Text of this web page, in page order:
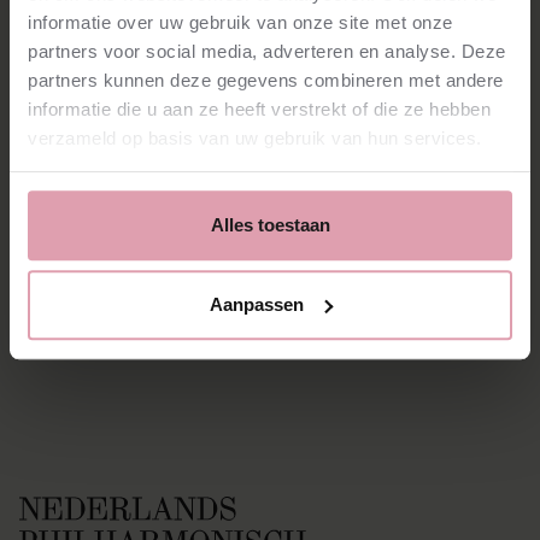
informatie over uw gebruik van onze site met onze
partners voor social media, adverteren en analyse. Deze
partners kunnen deze gegevens combineren met andere
informatie die u aan ze heeft verstrekt of die ze hebben
verzameld op basis van uw gebruik van hun services.
Alles toestaan
Aanpassen
Vacatures
Pers
Nieuws
Facebook
Spotify
Cookies